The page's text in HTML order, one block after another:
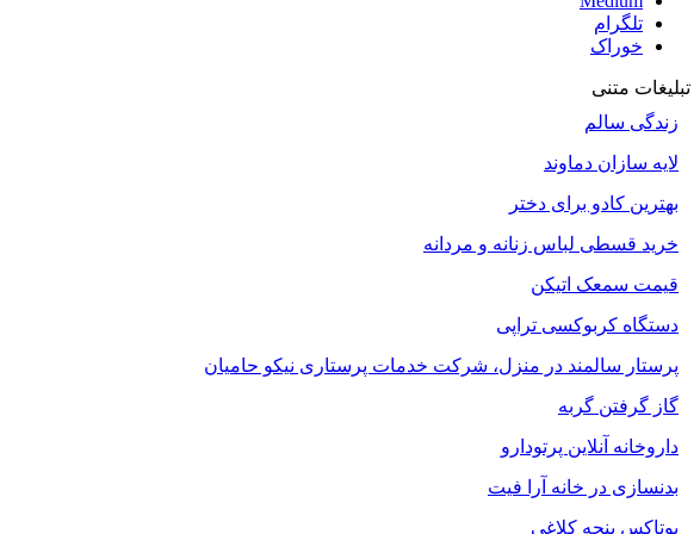
تلگرام
خوراک
تبلیغات متنی
زندگی سالم
لایه سازان دماوند
بهترین کادو برای دختر
خرید قسطی لباس زنانه و مردانه
قیمت سمعک اتیکن
دستگاه کربوکسی تراپی
پرستار سالمند در منزل، شرکت خدمات پرستاری نیکو حامیان
گاز گرفتن گربه
داروخانه آنلاین پرتودارو
بدنسازی در خانه آرا فیت
بوتاکس پنجه کلاغی